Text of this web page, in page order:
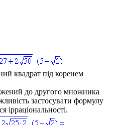
квадрат під коренем
до другого множника
застосувати формулу
ірраціональності.